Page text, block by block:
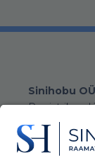
Sinihobu OÜ
Registrikood
KMKR nr
Büroo: